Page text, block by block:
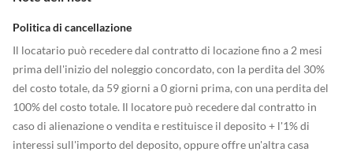
Politica di cancellazione
Il locatario può recedere dal contratto di locazione fino a 2 mesi
prima dell'inizio del noleggio concordato, con la perdita del 30%
del costo totale, da 59 giorni a 0 giorni prima, con una perdita del
100% del costo totale. Il locatore può recedere dal contratto in
caso di alienazione o vendita e restituisce il deposito + l'1% di
interessi sull'importo del deposito, oppure offre un'altra casa